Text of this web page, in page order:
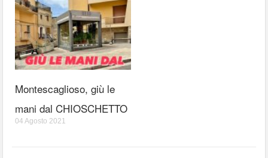
Montescaglioso, giù le
mani dal CHIOSCHETTO
04 Agosto 2021